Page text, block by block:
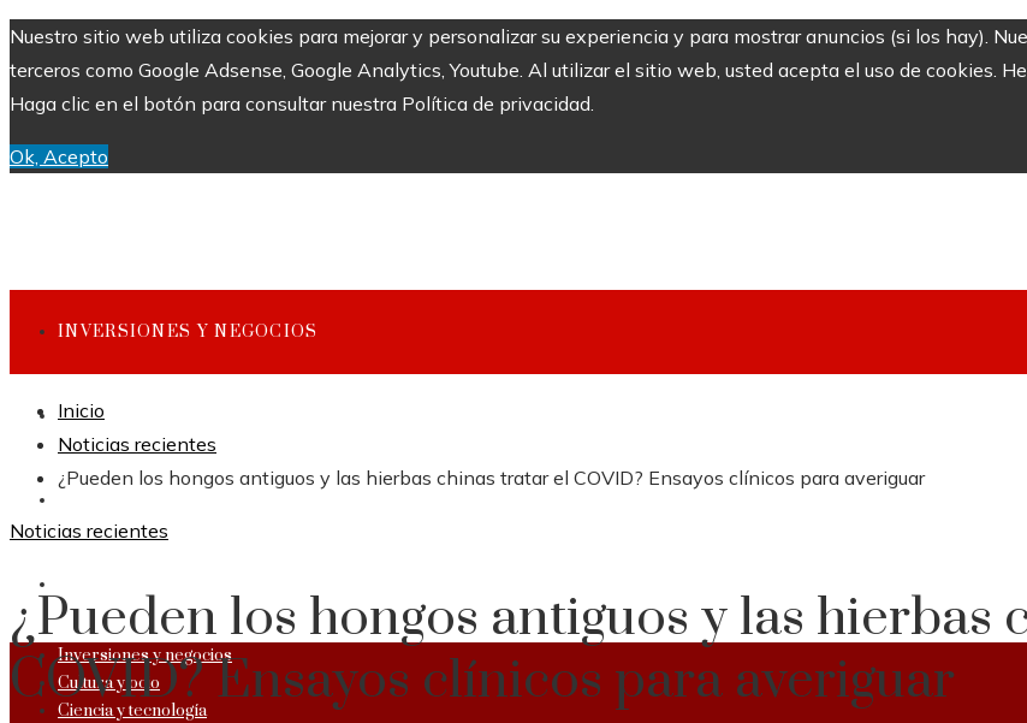
Nuestro sitio web utiliza cookies para mejorar y personalizar su experiencia y para mostrar anuncios (si los hay).
terceros como Google Adsense, Google Analytics, Youtube. Al utilizar el sitio web, usted acepta el uso de cookies.
Haga clic en el botón para consultar nuestra Política de privacidad.
Ok, Acepto
INVERSIONES Y NEGOCIOS
CULTURA Y OCIO
Inversiones y negocios
Cultura y ocio
Ciencia y tecnología
Inicio
Noticias recientes
¿Pueden los hongos antiguos y las hierbas chinas tratar el COVID? Ensayos clínicos para averiguar
Noticias recientes
¿Pueden los hongos antiguos y las hierbas
COVID? Ensayos clínicos para averiguar